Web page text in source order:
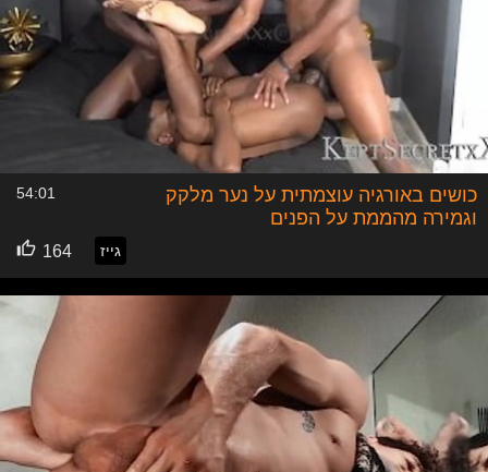
כושים באורגיה עוצמתית על נער מלקק
וגמירה מהממת על הפנים
54:01
גייז 164